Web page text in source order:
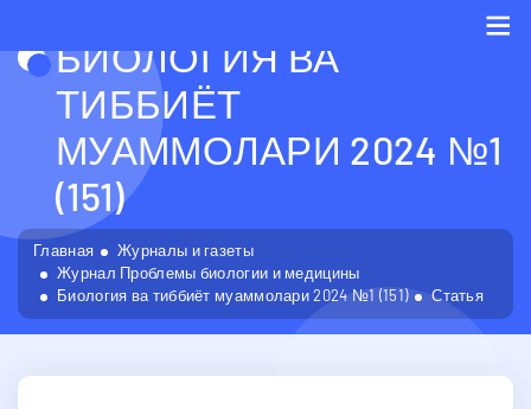
БИОЛОГИЯ ВА
ТИББИЁТ
МУАММОЛАРИ 2024 №1
(151)
Главная
Журналы и газеты
Журнал Проблемы биологии и медицины
Биология ва тиббиёт муаммолари 2024 №1 (151)
Статья